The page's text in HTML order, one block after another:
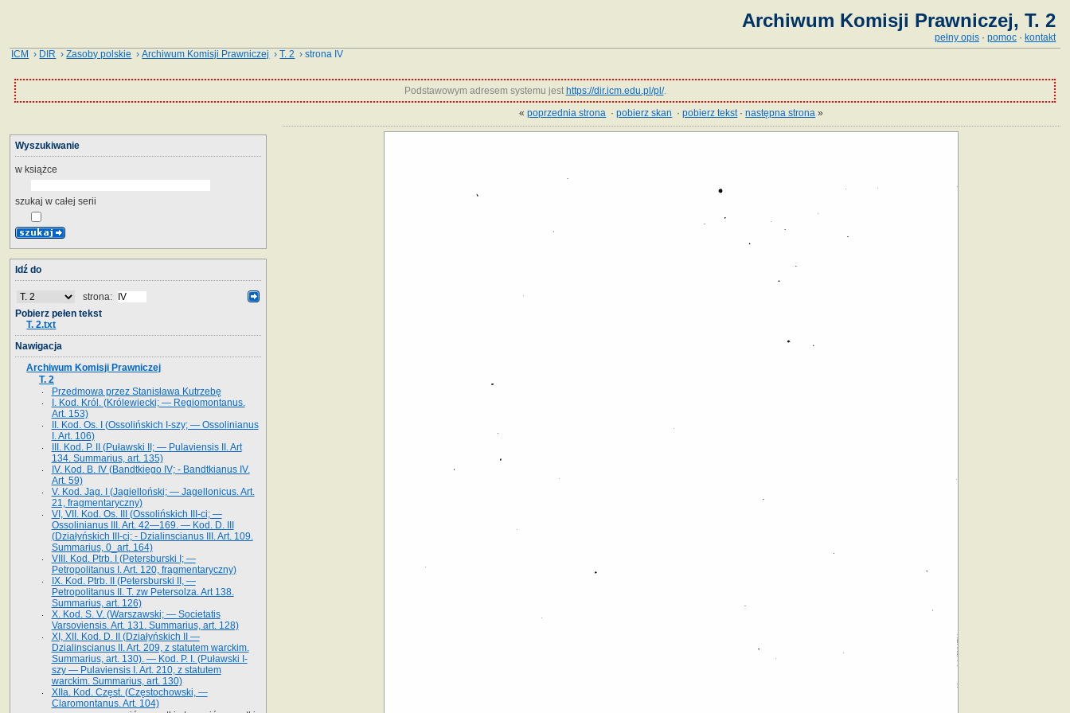
Archiwum Komisji Prawniczej, T. 2
pełny opis · pomoc · kontakt
ICM › DIR ›Zasoby polskie ›Archiwum Komisji Prawniczej ›T. 2 › strona IV
Podstawowym adresem systemu jest https://dir.icm.edu.pl/pl/.
«poprzednia strona ·pobierz skan ·pobierz tekst·następna strona »
Wyszukiwanie
w książce
szukaj w całej serii
Idź do
strona:
Pobierz pełen tekst
T. 2.txt
Nawigacja
Archiwum Komisji Prawniczej
T. 2
Przedmowa przez Stanisława Kutrzebę
I. Kod. Król. (Królewiecki; — Regiomontanus.
Art. 153)
II. Kod. Os. I (Ossolińskich I-szy; — Ossolinianus
I. Art. 106)
III. Kod. P. II (Puławski II; — Pulaviensis II. Art
134. Summarius, art. 135)
IV. Kod. B. IV (Bandtkiego IV; - Bandtkianus IV.
Art. 59)
V. Kod. Jag. I (Jagielloński; — Jagellonicus. Art.
21, fragmentaryczny)
VI, VII. Kod. Os. III (Ossolińskich III-ci; —
Ossolinianus III. Art. 42—169. — Kod. D. III
(Działyńskich III-ci; - Dzialinscianus III. Art. 109.
Summarius, 0_art. 164)
VIII. Kod. Ptrb. I (Petersburski I; —
Petropolitanus I. Art. 120, fragmentaryczny)
IX. Kod. Ptrb. II (Petersburski II, —
Petropolitanus II. T. zw Petersolza. Art 138.
Summarius, art. 126)
X. Kod. S. V. (Warszawski; — Societatis
Varsoviensis. Art. 131. Summarius, art. 128)
XI, XII. Kod. D. II (Działyńskich II —
Dzialinscianus II. Art. 209, z statutem warckim.
Summarius, art. 130). — Kod. P. I. (Puławski I-
szy — Pulaviensis I. Art. 210, z statutem
warckim. Summarius, art. 130)
XIIa. Kod. Częst. (Częstochowski, —
Claromontanus. Art. 104)